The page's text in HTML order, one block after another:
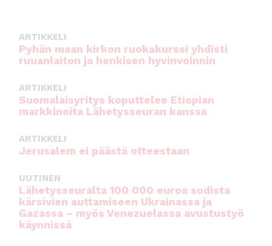
o
o
k
p
ARTIKKELI
Pyhän maan kirkon ruokakurssi yhdisti
ruuanlaiton ja henkisen hyvinvoinnin
ARTIKKELI
Suomalaisyritys koputtelee Etiopian
markkinoita Lähetysseuran kanssa
ARTIKKELI
Jerusalem ei päästä otteestaan
UUTINEN
Lähetysseuralta 100 000 euroa sodista
kärsivien auttamiseen Ukrainassa ja
Gazassa – myös Venezuelassa avustustyö
käynnissä